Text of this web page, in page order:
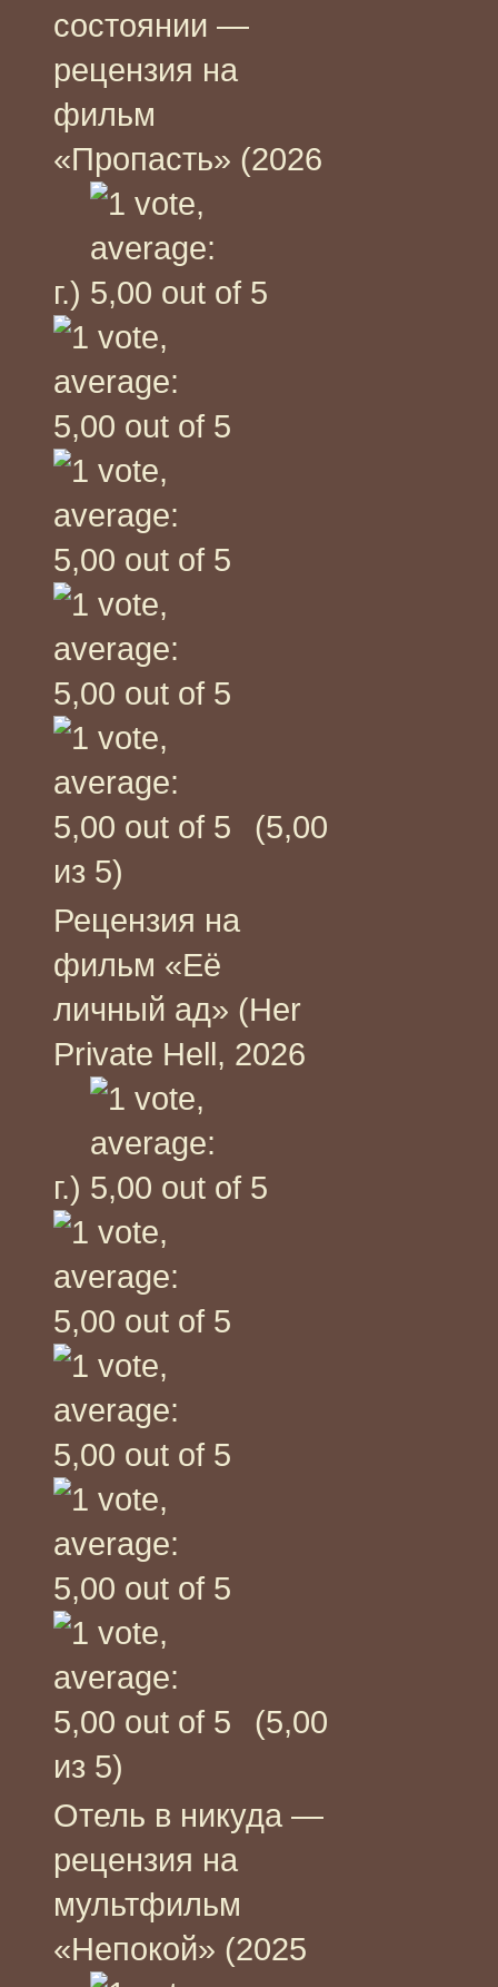
состоянии —
рецензия на
фильм
«Пропасть» (2026
г.)
(5,00
из 5)
Рецензия на
фильм «Её
личный ад» (Her
Private Hell, 2026
г.)
(5,00
из 5)
Отель в никуда —
рецензия на
мультфильм
«Непокой» (2025